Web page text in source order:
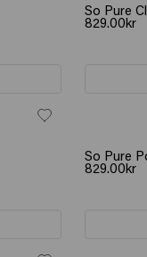
So Pure
829.00kr
So Pure
829.00kr